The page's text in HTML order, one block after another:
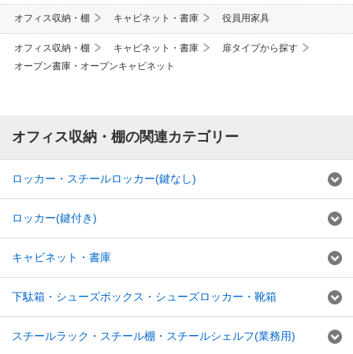
オフィス収納・棚 キャビネット・書庫 役員用家具
オフィス収納・棚 キャビネット・書庫
扉タイプから探す
オープン書庫・オープンキャビネット
オフィス収納・棚の関連カテゴリー
ロッカー・スチールロッカー(鍵なし)
ロッカー(鍵付き)
キャビネット・書庫
下駄箱・シューズボックス・シューズロッカー・靴箱
スチールラック・スチール棚・スチールシェルフ(業務用)